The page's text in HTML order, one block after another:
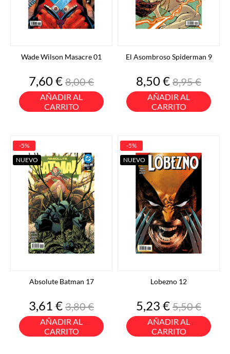
Wade Wilson Masacre 01
Precio
7,60 €Precio
base
8,00 €
AÑADIR AL
CARRITO
El Asombroso Spiderman 9
Precio
8,50 €Precio
base
8,95 €
AÑADIR AL
CARRITO
Absolute Batman 17
Precio
3,61 €Precio
base
3,80 €
AÑADIR AL
CARRITO
-5%
NUEVO
Lobezno 12
Precio
5,23 €Precio
base
5,50 €
AÑADIR AL
CARRITO
-5%
NUEVO